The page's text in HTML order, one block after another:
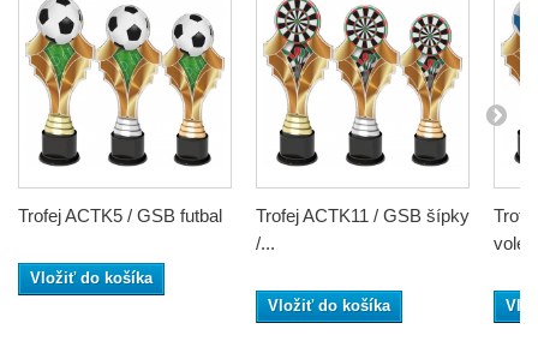
Trofej ACTK5 / GSB futbal
Vložiť do košíka
Trofej ACTK11 / GSB šípky
/...
Vložiť do košíka